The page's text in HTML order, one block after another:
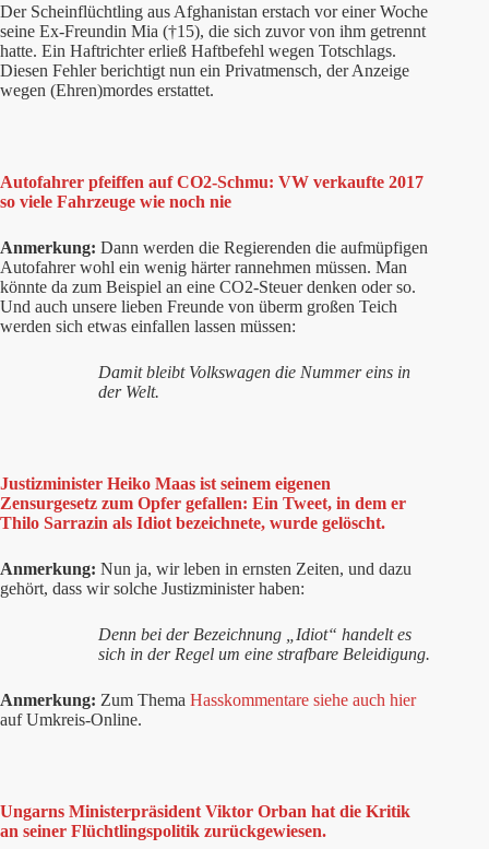
Der Scheinflüchtling aus Afghanistan erstach vor einer Woche
seine Ex-Freundin Mia (†15), die sich zuvor von ihm getrennt
hatte. Ein Haftrichter erließ Haftbefehl wegen Totschlags.
Diesen Fehler berichtigt nun ein Privatmensch, der Anzeige
wegen (Ehren)mordes erstattet.
Autofahrer pfeiffen auf CO2-Schmu: VW verkaufte 2017
so viele Fahrzeuge wie noch nie
Anmerkung: Dann werden die Regierenden die aufmüpfigen
Autofahrer wohl ein wenig härter rannehmen müssen. Man
könnte da zum Beispiel an eine CO2-Steuer denken oder so.
Und auch unsere lieben Freunde von überm großen Teich
werden sich etwas einfallen lassen müssen:
Damit bleibt Volkswagen die Nummer eins in
der Welt.
Justizminister Heiko Maas ist seinem eigenen
Zensurgesetz zum Opfer gefallen: Ein Tweet, in dem er
Thilo Sarrazin als Idiot bezeichnete, wurde gelöscht.
Anmerkung: Nun ja, wir leben in ernsten Zeiten, und dazu
gehört, dass wir solche Justizminister haben:
Denn bei der Bezeichnung „Idiot“ handelt es
sich in der Regel um eine strafbare Beleidigung.
Anmerkung: Zum Thema Hasskommentare siehe auch hier
auf Umkreis-Online.
Ungarns Ministerpräsident Viktor Orban hat die Kritik
an seiner Flüchtlingspolitik zurückgewiesen.